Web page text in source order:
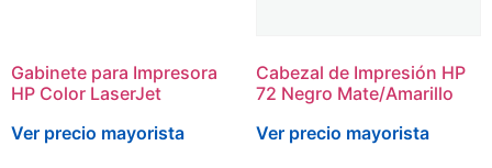
Gabinete para Impresora
HP Color LaserJet
Ver precio mayorista
Cabezal de Impresión HP
72 Negro Mate/Amarillo
Ver precio mayorista